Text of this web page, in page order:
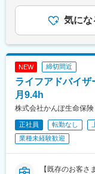
の家庭事情があ
ります
間駅、新鉾田駅
駅、西那須野駅
銚子駅、八日市
谷駅、京成関屋
めじろ台駅、羽
駅、秋川駅、甲
駅、武蔵小金井
蔵小杉駅、新百
茅ケ崎駅、平塚
飯田駅(長野県)
気にな
NEW 締切間近
ライフアドバイ
月9.4h
株式会社かんぽ生命保
正社員 転勤なし
業種未経験歓迎
【既存のお客